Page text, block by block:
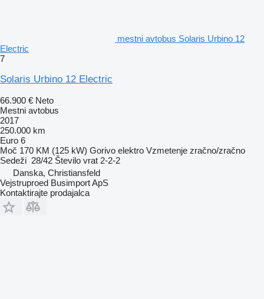
mestni avtobus Solaris Urbino 12
Electric
7
Solaris Urbino 12 Electric
66.900 € Neto
Mestni avtobus
2017
250.000 km
Euro 6
Moč 170 KM (125 kW) Gorivo elektro Vzmetenje zračno/zračno
Sedeži 28/42 Število vrat 2-2-2
Danska, Christiansfeld
Vejstruproed Busimport ApS
Kontaktirajte prodajalca